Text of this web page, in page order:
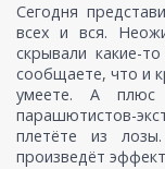
Сегодня
всех и вся.
скрывали какие-
сообщаете, что и
умеете. А плюс
парашютистов-
плетёте из
произведёт